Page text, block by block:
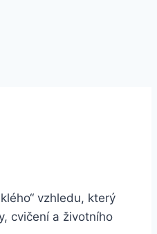
vzhledu, který
cvičení a životního